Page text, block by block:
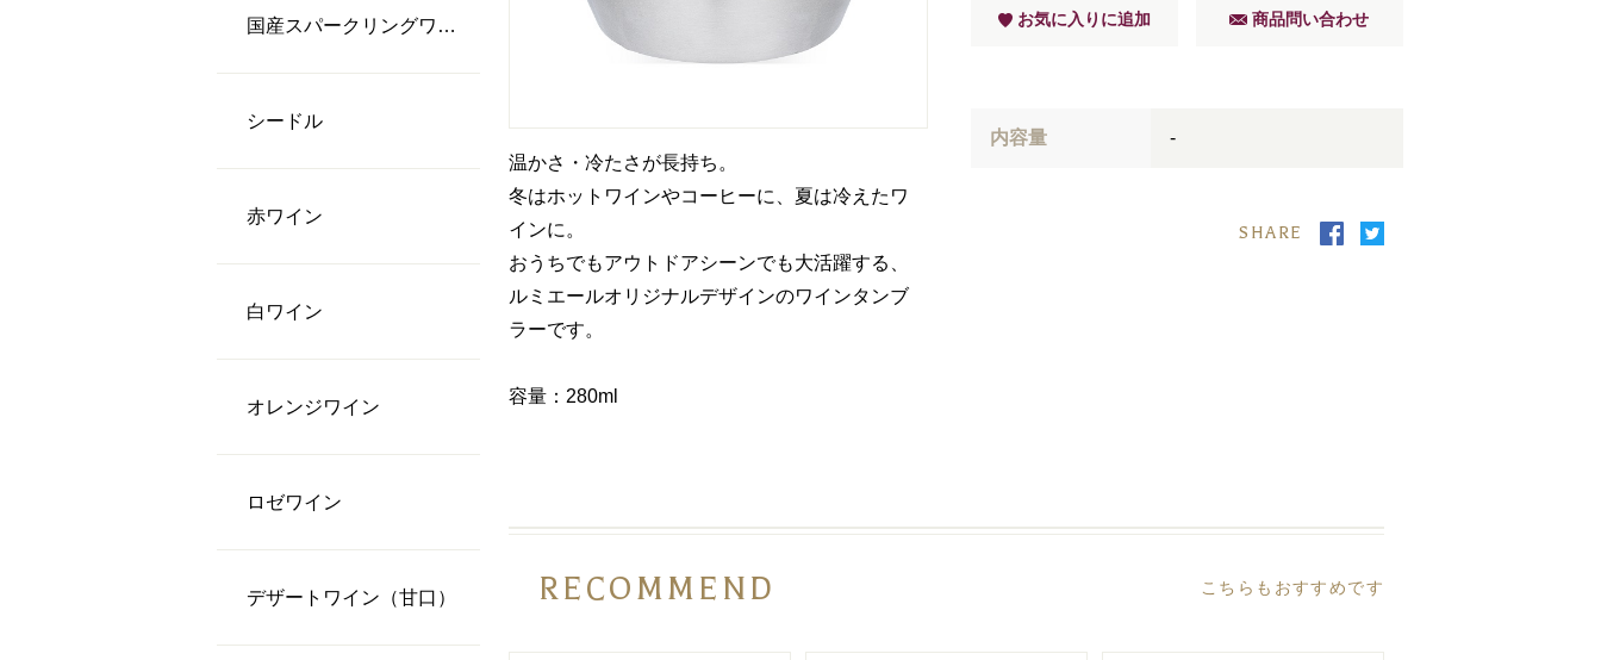
国産スパークリングワイン
シードル
⾚ワイン
⽩ワイン
オレンジワイン
ロゼワイン
デザートワイン（甘口）
温かさ・冷たさが長持ち。
冬はホットワインやコーヒーに、夏は冷えたワ
インに。
おうちでもアウトドアシーンでも大活躍する、
ルミエールオリジナルデザインのワインタンブ
ラーです。
容量：280ml
お気に入りに追加 商品問い合わせ
内容量 -
SHARE
RECOMMEND こちらもおすすめです